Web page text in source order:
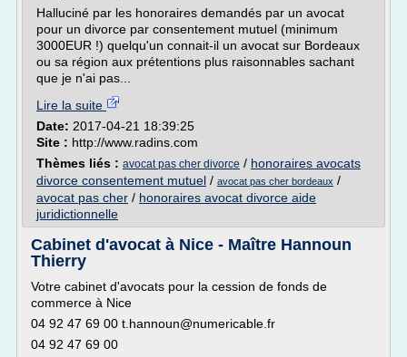
Halluciné par les honoraires demandés par un avocat
pour un divorce par consentement mutuel (minimum
3000EUR !) quelqu'un connait-il un avocat sur Bordeaux
ou sa région aux prétentions plus raisonnables sachant
que je n'ai pas...
Lire la suite
Date: 2017-04-21 18:39:25
Site : http://www.radins.com
Thèmes liés : avocat pas cher divorce / honoraires avocats
divorce consentement mutuel / avocat pas cher bordeaux /
avocat pas cher / honoraires avocat divorce aide
juridictionnelle
Cabinet d'avocat à Nice - Maître Hannoun
Thierry
Votre cabinet d'avocats pour la cession de fonds de
commerce à Nice
04 92 47 69 00 t.hannoun@numericable.fr
04 92 47 69 00